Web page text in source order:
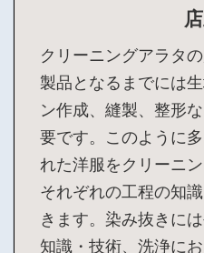
クリーニングアラタ
製品となるまでには
ン作成、縫製、整形
要です。このように
れた洋服をクリーニ
それぞれの工程の知
きます。染み抜きに
知識・技術、洗浄に